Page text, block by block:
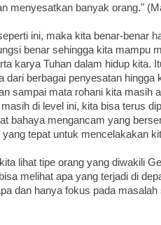
menyesatkan banyak orang."
ini, maka kita benar-benar
benar sehingga kita mampu
karya Tuhan dalam hidup kita.
dari berbagai penyesatan hingga
sampai mata rohani kita masih
di level ini, kita bisa terus
bahaya mengancam yang
yang tepat untuk mencelakakan
lihat tipe orang yang diwakili
melihat apa yang terjadi di
dan hanya fokus pada